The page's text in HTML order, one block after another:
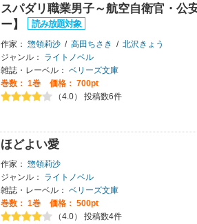
スパダリ職業男子～航空自衛官・公
ー】
作家： 惣領莉沙 / 高田ちさき / 北沢きょう
ジャンル：
ライトノベル
雑誌・レーベル： ベリーズ文庫
巻数： 1巻
価格： 700pt
（4.0） 投稿数6件
ほどよい愛
作家： 惣領莉沙
ジャンル：
ライトノベル
雑誌・レーベル： ベリーズ文庫
巻数： 1巻
価格： 500pt
（4.0） 投稿数4件